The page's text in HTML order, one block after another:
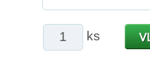
ks